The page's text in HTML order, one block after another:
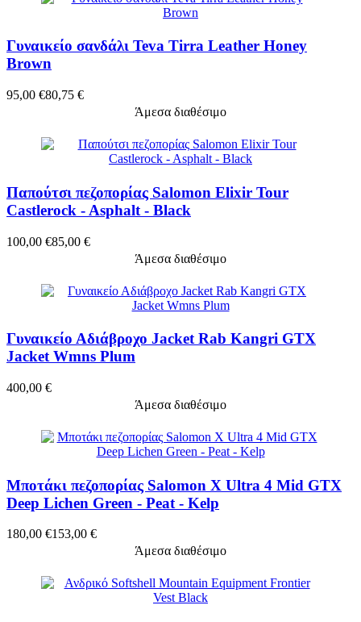
Γυναικείο σανδάλι Teva Tirra Leather Honey
Brown
95,00 €80,75 €
Άμεσα διαθέσιμο
Παπούτσι πεζοπορίας Salomon Elixir Tour
Castlerock - Asphalt - Black
100,00 €85,00 €
Άμεσα διαθέσιμο
Γυναικείο Αδιάβροχο Jacket Rab Kangri GTX
Jacket Wmns Plum
400,00 €
Άμεσα διαθέσιμο
Μποτάκι πεζοπορίας Salomon X Ultra 4 Mid GTX
Deep Lichen Green - Peat - Kelp
180,00 €153,00 €
Άμεσα διαθέσιμο